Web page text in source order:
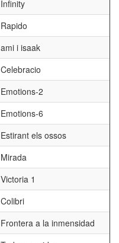
Infinity
Rapido
ami i isaak
Celebracio
Emotions-2
Emotions-6
Estirant els ossos
Mirada
Victoria 1
Colibri
Frontera a la inmensidad